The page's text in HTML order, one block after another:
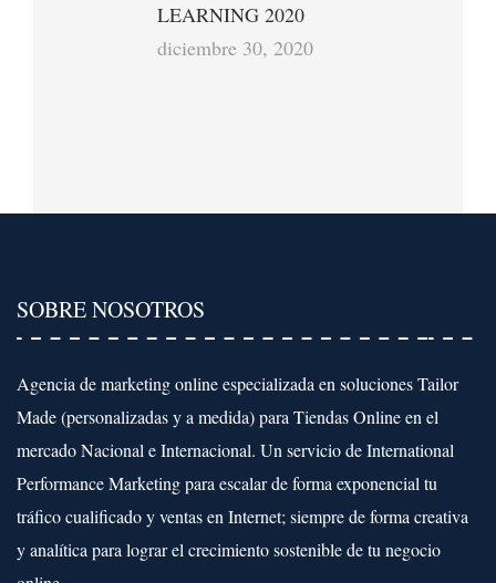
LEARNING 2020
diciembre 30, 2020
SOBRE NOSOTROS
Agencia de marketing online especializada en soluciones Tailor
Made (personalizadas y a medida) para Tiendas Online en el
mercado Nacional e Internacional. Un servicio de International
Performance Marketing para escalar de forma exponencial tu
tráfico cualificado y ventas en Internet; siempre de forma creativa
y analítica para lograr el crecimiento sostenible de tu negocio